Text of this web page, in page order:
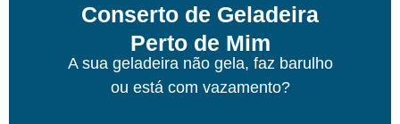
Conserto de Geladeira
Perto de Mim
A sua geladeira não gela, faz barulho
ou está com vazamento?